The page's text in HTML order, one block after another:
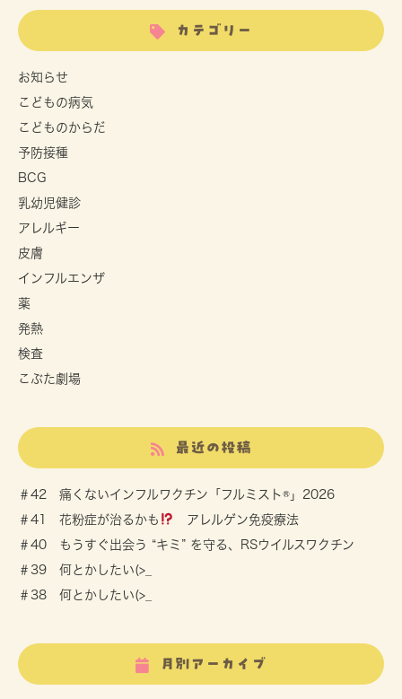
カテゴリー
お知らせ
こどもの病気
こどものからだ
予防接種
BCG
乳幼児健診
アレルギー
皮膚
インフルエンザ
薬
発熱
検査
こぶた劇場
最近の投稿
＃42 痛くないインフルワクチン「フルミスト®」2026
＃41 花粉症が治るかも
アレルゲン免疫療法
＃40 もうすぐ出会う “キミ” を守る、RSウイルスワクチン
＃39 何とかしたい(>_
＃38 何とかしたい(>_
月別アーカイブ